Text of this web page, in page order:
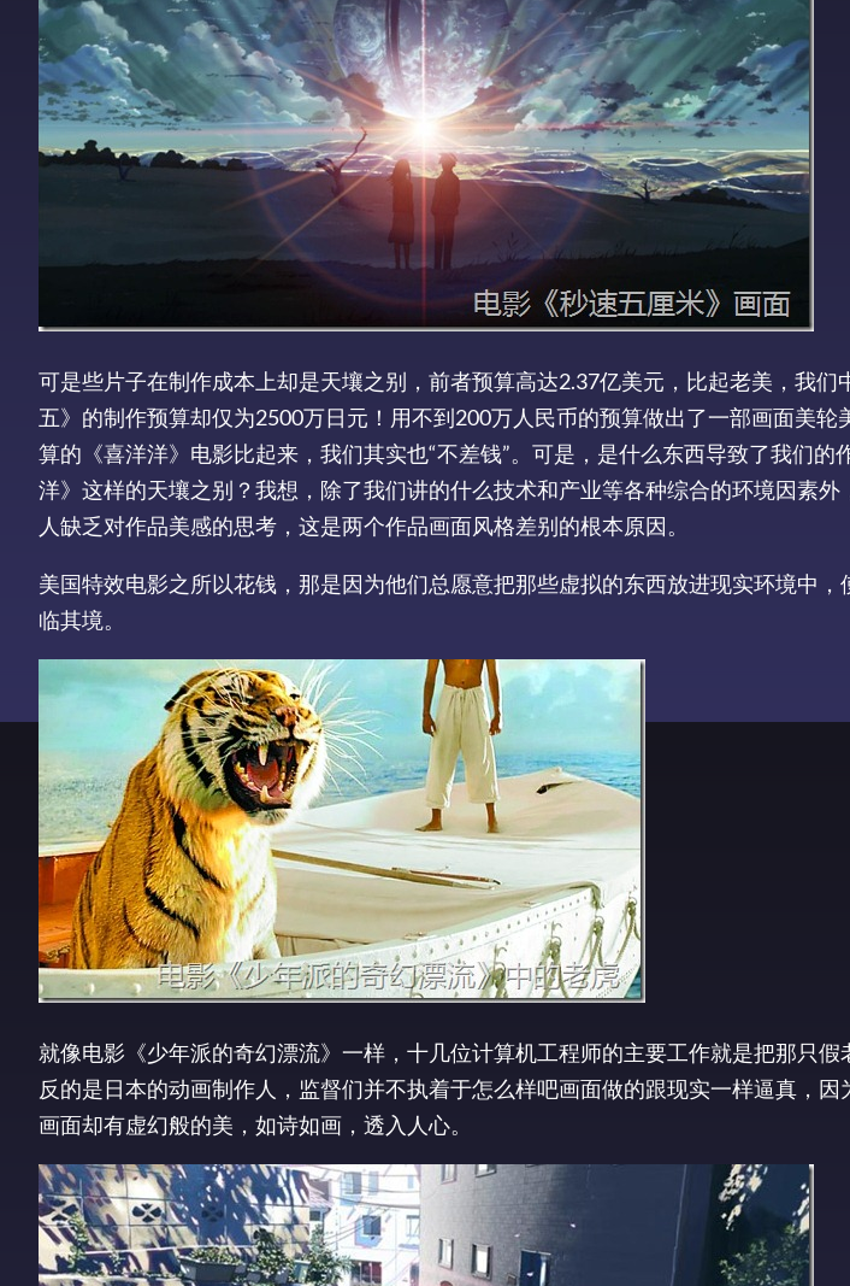
可是些片子在制作成本上却是天壤之别，前者预算高达2.37亿美元，比起老美，我
五》的制作预算却仅为2500万日元！用不到200万人民币的预算做出了一部画面美
算的《喜洋洋》电影比起来，我们其实也“不差钱”。可是，是什么东西导致了我们的
洋》这样的天壤之别？我想，除了我们讲的什么技术和产业等各种综合的环境因素
人缺乏对作品美感的思考，这是两个作品画面风格差别的根本原因。
美国特效电影之所以花钱，那是因为他们总愿意把那些虚拟的东西放进现实环境中
临其境。
就像电影《少年派的奇幻漂流》一样，十几位计算机工程师的主要工作就是把那只
反的是日本的动画制作人，监督们并不执着于怎么样吧画面做的跟现实一样逼真，
画面却有虚幻般的美，如诗如画，透入人心。